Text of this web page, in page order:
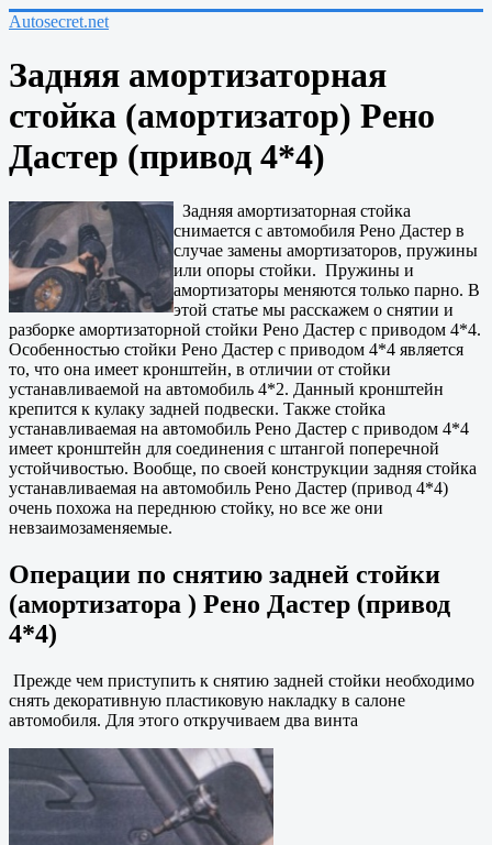
Autosecret.net
Задняя амортизаторная
стойка (амортизатор) Рено
Дастер (привод 4*4)
Задняя амортизаторная стойка
снимается с автомобиля Рено Дастер в
случае замены амортизаторов, пружины
или опоры стойки. Пружины и
амортизаторы меняются только парно. В
этой статье мы расскажем о снятии и
разборке амортизаторной стойки Рено Дастер с приводом 4*4.
Особенностью стойки Рено Дастер с приводом 4*4 является
то, что она имеет кронштейн, в отличии от стойки
устанавливаемой на автомобиль 4*2. Данный кронштейн
крепится к кулаку задней подвески. Также стойка
устанавливаемая на автомобиль Рено Дастер с приводом 4*4
имеет кронштейн для соединения с штангой поперечной
устойчивостью. Вообще, по своей конструкции задняя стойка
устанавливаемая на автомобиль Рено Дастер (привод 4*4)
очень похожа на переднюю стойку, но все же они
невзаимозаменяемые.
Операции по снятию задней стойки
(амортизатора ) Рено Дастер (привод
4*4)
Прежде чем приступить к снятию задней стойки необходимо
снять декоративную пластиковую накладку в салоне
автомобиля. Для этого откручиваем два винта